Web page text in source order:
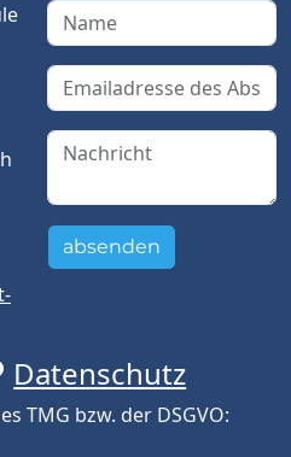
absenden
Datenschutz
TMG bzw. der DSGVO: